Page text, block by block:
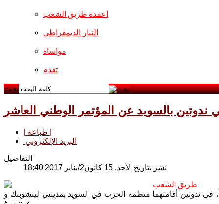
اعمدة طريق الشعب
التيار الديمقراطي
مواساة
تقدم
بحث
ندوتين بالسويد عن المؤتمر الوطني العاشر
البريد الإلكتروني
التفاصيل
نشر بتاريخ الأحد, 15 كانون2/يناير 2017 18:40
طريق الشعب
ندوتين أقامتهما منظمة الحزب في السويد بمدينتي لينشوبنك و